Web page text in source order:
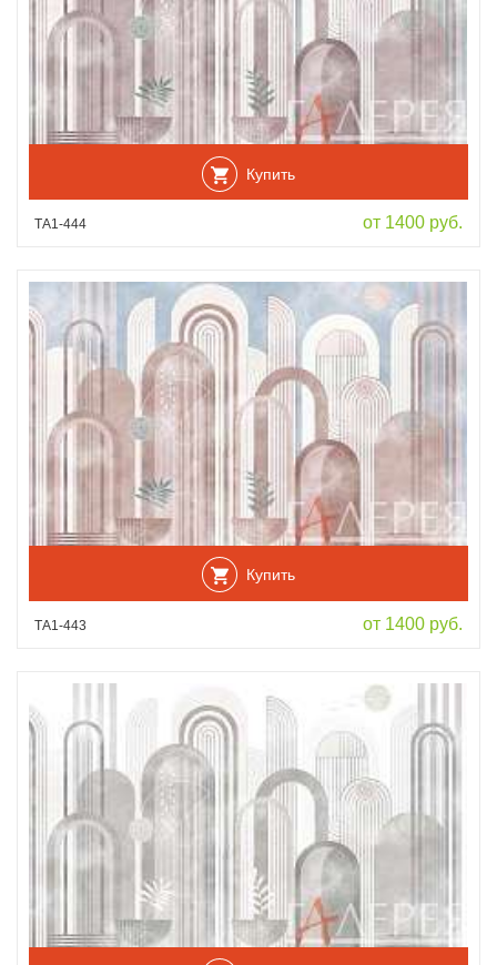
Купить
ТА1-444 от 1400 руб.
Купить
ТА1-443 от 1400 руб.